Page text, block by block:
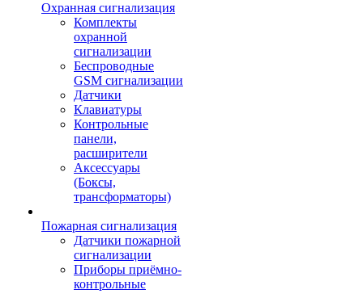
Охранная сигнализация
Комплекты
охранной
сигнализации
Беспроводные
GSM сигнализации
Датчики
Клавиатуры
Контрольные
панели,
расширители
Аксессуары
(Боксы,
трансформаторы)
Пожарная сигнализация
Датчики пожарной
сигнализации
Приборы приёмно-
контрольные